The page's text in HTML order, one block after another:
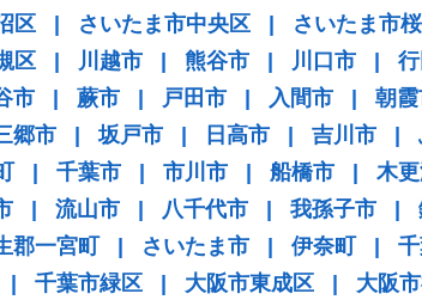
区
| さいたま市中央区 | さいたま市
区
| 川越市 | 熊谷市 | 川口市 |
市 | 蕨市 | 戸田市 | 入間市 | 朝
郷市 | 坂戸市 | 日高市 | 吉川市 |
| 千葉市 | 市川市 | 船橋市 | 木
| 流山市 | 八千代市 | 我孫子市 |
郡一宮町 | さいたま市 | 伊奈町 |
| 千葉市緑区 | 大阪市東成区 | 大阪